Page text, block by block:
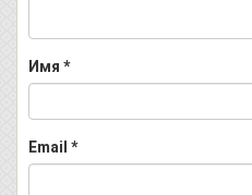
Имя *
Email *